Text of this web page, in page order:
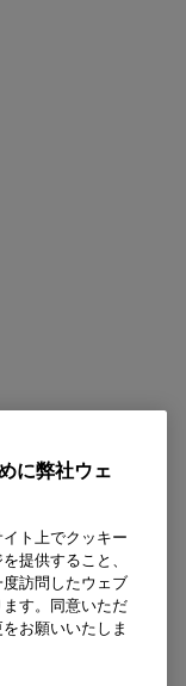
に弊社ウェ
ト上でクッキー
提供すること、
訪問したウェブ
す。同意いただ
お願いいたしま